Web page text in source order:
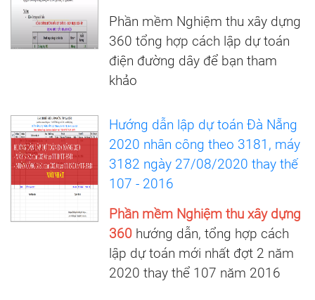
Phần mềm Nghiệm thu xây dựng
360 tổng hợp cách lập dự toán
điện đường dây để bạn tham
khảo
Hướng dẫn lập dự toán Đà Nẵng
2020 nhân công theo 3181, máy
3182 ngày 27/08/2020 thay thế
107 - 2016
Phần mềm Nghiệm thu xây dựng
360 hướng dẫn, tổng hợp cách
lập dự toán mới nhất đợt 2 năm
2020 thay thể 107 năm 2016